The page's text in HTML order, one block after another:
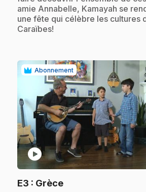
amie Annabelle, Kamayah se
une fête qui célèbre les cultures
Caraïbes!
Abonnement
play_circle
E3 : Grèce.